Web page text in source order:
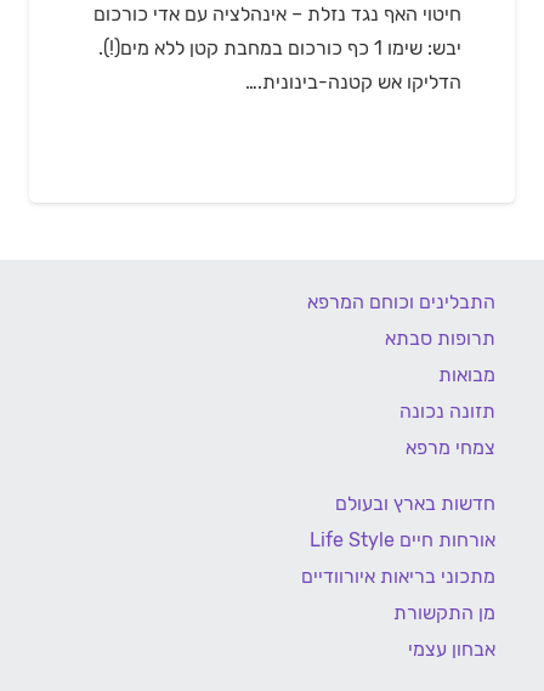
חיטוי האף נגד נזלת – אינהלציה עם אדי כורכום
יבש: שימו 1 כף כורכום במחבת קטן ללא מים(!).
הדליקו אש קטנה-בינונית.…
התבלינים וכוחם המרפא
תרופות סבתא
מבואות
תזונה נכונה
צמחי מרפא
חדשות בארץ ובעולם
אורחות חיים Life Style
מתכוני בריאות איורוודיים
מן התקשורת
אבחון עצמי